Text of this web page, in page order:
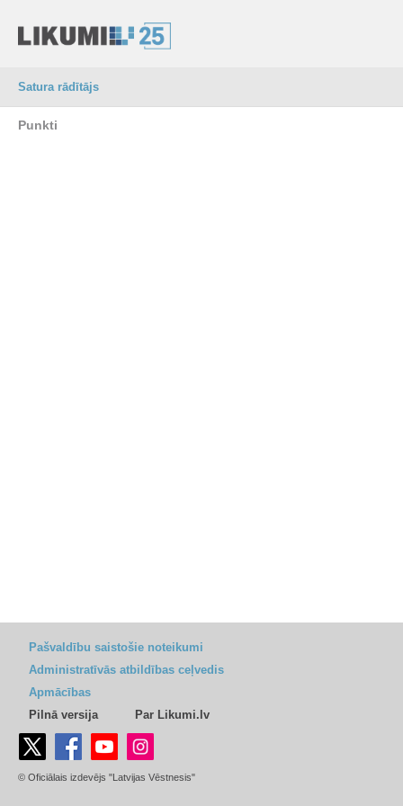
Satura rādītājs
Punkti
Pašvaldību saistošie noteikumi
Administratīvās atbildības ceļvedis
Apmācības
Pilnā versija
Par Likumi.lv
© Oficiālais izdevējs "Latvijas Vēstnesis"